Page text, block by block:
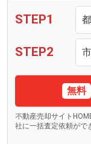
STEP1
STEP2
無料
不動産売却サイト
社に一括査定依頼がで